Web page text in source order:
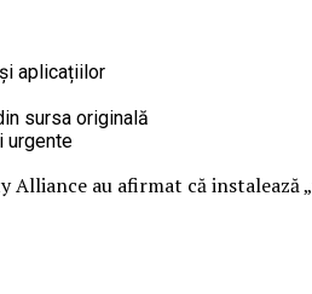
aplicațiilor
sursa originală
urgente
au afirmat că instalează